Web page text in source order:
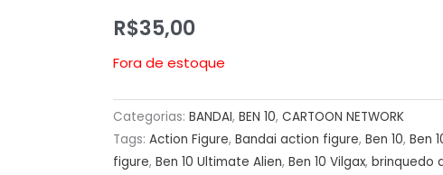
R$35,00
Fora de estoque
Categorias: BANDAI, BEN 10, CARTOON NETWORK
Tags: Action Figure, Bandai action figure, Ben 10, Ben
figure, Ben 10 Ultimate Alien, Ben 10 Vilgax, brinquedo